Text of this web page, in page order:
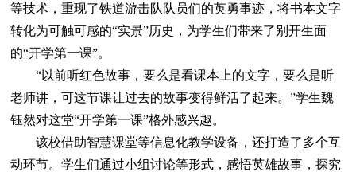
等技术，重现了铁道游击队队员们的英勇事迹，将书本文字
转化为可触可感的“实景”历史，为学生们带来了别开生面
的“开学第一课”。
“以前听红色故事，要么是看课本上的文字，要么是听
老师讲，可这节课让过去的故事变得鲜活了起来。”学生魏
钰然对这堂“开学第一课”格外感兴趣。
该校借助智慧课堂等信息化教学设备，还打造了多个互
动环节。学生们通过小组讨论等形式，感悟英雄故事，探究